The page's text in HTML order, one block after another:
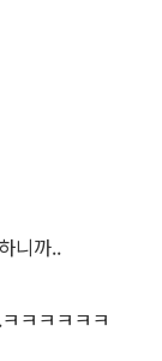
니까..
ㅋㅋㅋㅋㅋ